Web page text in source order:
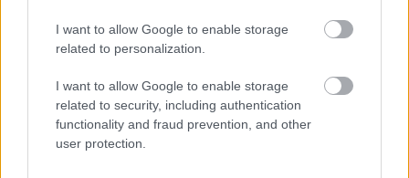
I want to allow Google to enable storage
related to personalization.
I want to allow Google to enable storage
related to security, including authentication
functionality and fraud prevention, and other
user protection.
miatt ingyenes a strandolás Szolnokon
Nem biztató: a hétvégi kisebb felfrissülés után jövő héten
megint visszatér a forróság, újra rekkenő hőség jön, akár 38
fokokkal
Közzétették a szakértői állásfoglalást, a Fiumei úti fák